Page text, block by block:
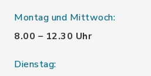
Montag und Mittwoch:
8.00 – 12.30 Uhr
Dienstag: